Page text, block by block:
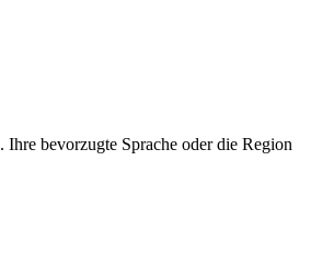
bevorzugte Sprache oder die Region